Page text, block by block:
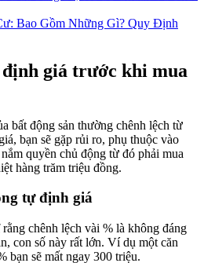
Bao Gồm Những Gì? Quy Định
giá trước khi mua
bất động sản thường chênh lệch từ
bạn sẽ gặp rủi ro, phụ thuộc vào
quyền chủ động từ đó phải mua
hàng trăm triệu đồng.
tự định giá
chênh lệch vài % là không đáng
con số này rất lớn. Ví dụ một căn
bạn sẽ mất ngay 300 triệu.